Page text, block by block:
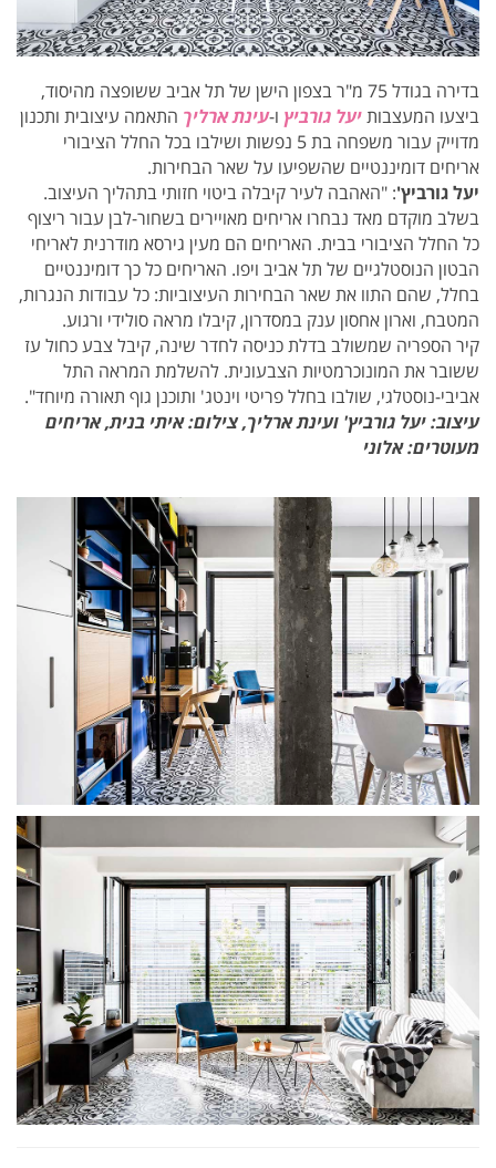
בדירה בגודל 75 מ"ר בצפון הישן של תל אביב ששופצה מהיסוד,
ביצעו המעצבותיעל גורביץ ו-עינת ארליך התאמה עיצובית ותכנון
מדוייק עבור משפחה בת 5 נפשות ושילבו בכל החלל הציבורי
אריחים דומיננטיים שהשפיעו על שאר הבחירות.
יעל גורביץ': "האהבה לעיר קיבלה ביטוי חזותי בתהליך העיצוב.
בשלב מוקדם מאד נבחרו אריחים מאויירים בשחור-לבן עבור ריצוף
כל החלל הציבורי בבית. האריחים הם מעין גירסא מודרנית לאריחי
הבטון הנוסטלגיים של תל אביב ויפו. האריחים כל כך דומיננטיים
בחלל, שהם התוו את שאר הבחירות העיצוביות: כל עבודות הנגרות,
המטבח, וארון אחסון ענק במסדרון, קיבלו מראה סולידי ורגוע.
קיר הספריה שמשולב בדלת כניסה לחדר שינה, קיבל צבע כחול עז
ששובר את המונוכרמטיות הצבעונית. להשלמת המראה התל
אביבי-נוסטלגי, שולבו בחלל פריטי וינטג' ותוכנן גוף תאורה מיוחד".
עיצוב: יעל גורביץ' ועינת ארליך, צילום: איתי בנית, אריחים
מעוטרים: אלוני